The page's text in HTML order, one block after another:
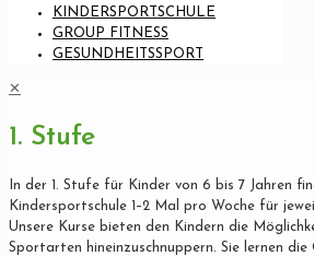
KINDERSPORTSCHULE
GROUP FITNESS
GESUNDHEITSSPORT
✕
1. Stufe
In der 1. Stufe für Kinder von 6 bis 7 Jahren
Kindersportschule 1–2 Mal pro Woche für
Unsere Kurse bieten den Kindern die
Sportarten hineinzuschnuppern. Sie lernen die